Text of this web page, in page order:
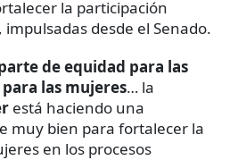
la participación
desde el Senado.
de equidad para las
las mujeres… la
está haciendo una
muy bien para fortalecer la
en los procesos